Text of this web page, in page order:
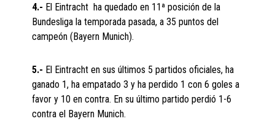
4.- El Eintracht ha quedado en 11ª posición de la
Bundesliga la temporada pasada, a 35 puntos del
campeón (Bayern Munich).
5.- El Eintracht en sus últimos 5 partidos oficiales, ha
ganado 1, ha empatado 3 y ha perdido 1 con 6 goles a
favor y 10 en contra. En su último partido perdió 1-6
contra el Bayern Munich.